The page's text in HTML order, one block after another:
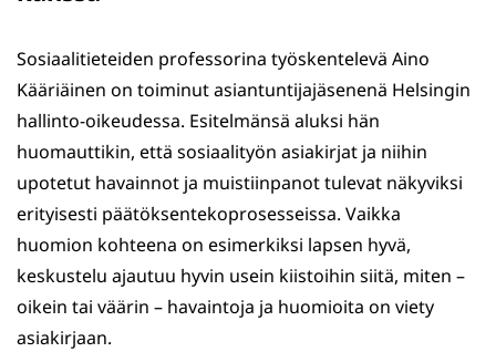
Sosiaalitieteiden professorina työskentelevä Aino
Kääriäinen on toiminut asiantuntijajäsenenä Helsingin
hallinto-oikeudessa. Esitelmänsä aluksi hän
huomauttikin, että sosiaalityön asiakirjat ja niihin
upotetut havainnot ja muistiinpanot tulevat näkyviksi
erityisesti päätöksentekoprosesseissa. Vaikka
huomion kohteena on esimerkiksi lapsen hyvä,
keskustelu ajautuu hyvin usein kiistoihin siitä, miten –
oikein tai väärin – havaintoja ja huomioita on viety
asiakirjaan.